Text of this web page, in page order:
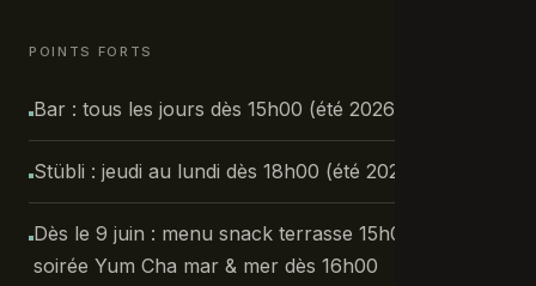
POINTS FORTS
Bar : tous les jours dès 15h00 (été 2026)
Stübli : jeudi au lundi dès 18h00 (été 2026)
Dès le 9 juin : menu snack terrasse 15h00–18h00 &
soirée Yum Cha mar & mer dès 16h00